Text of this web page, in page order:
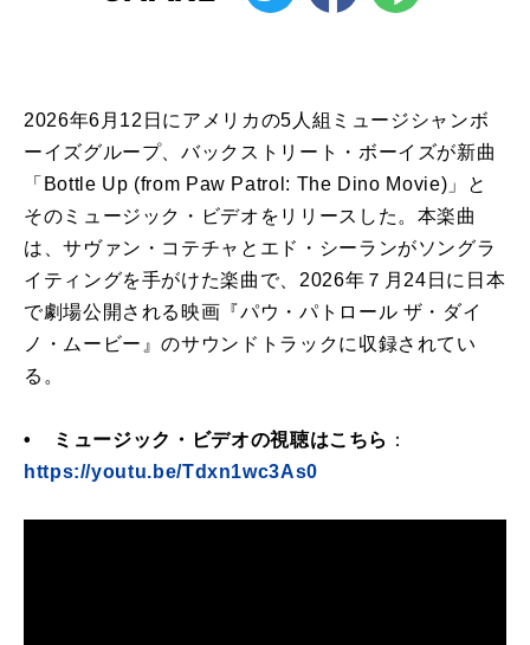
2026年6月12日にアメリカの5人組ミュージシャンボ
ーイズグループ、バックストリート・ボーイズが新曲
「Bottle Up (from Paw Patrol: The Dino Movie)」と
そのミュージック・ビデオをリリースした。本楽曲
は、サヴァン・コテチャとエド・シーランがソングラ
イティングを手がけた楽曲で、2026年７月24日に日本
で劇場公開される映画『パウ・パトロール ザ・ダイ
ノ・ムービー』のサウンドトラックに収録されてい
る。
• ミュージック・ビデオの視聴はこちら ：
https://youtu.be/Tdxn1wc3As0